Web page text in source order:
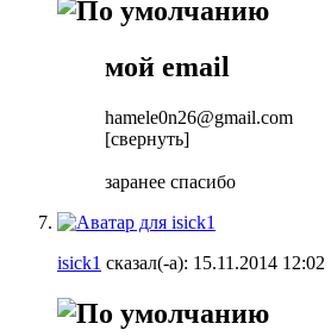
мой email
hamele0n26@gmail.com
[свернуть]
заранее спасибо
isick1 сказал(-а): 15.11.2014 12:02